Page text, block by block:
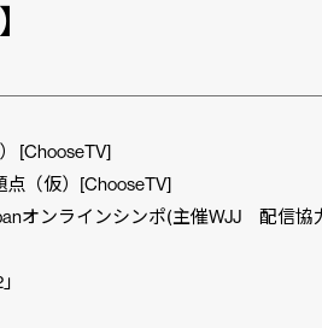
[ChooseTV]
（仮）[ChooseTV]
オンラインシンポ(主催WJJ 配信協